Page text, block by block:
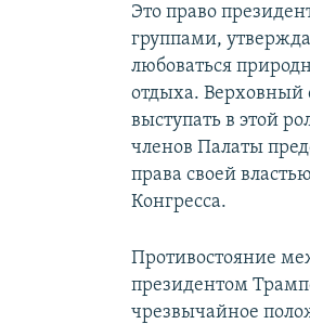
Это право
группами,
любоваться
отдыха. Верховный
выступать в этой
членов Палаты
права своей
Конгресса.
Противостояние
президентом
чрезвычайное